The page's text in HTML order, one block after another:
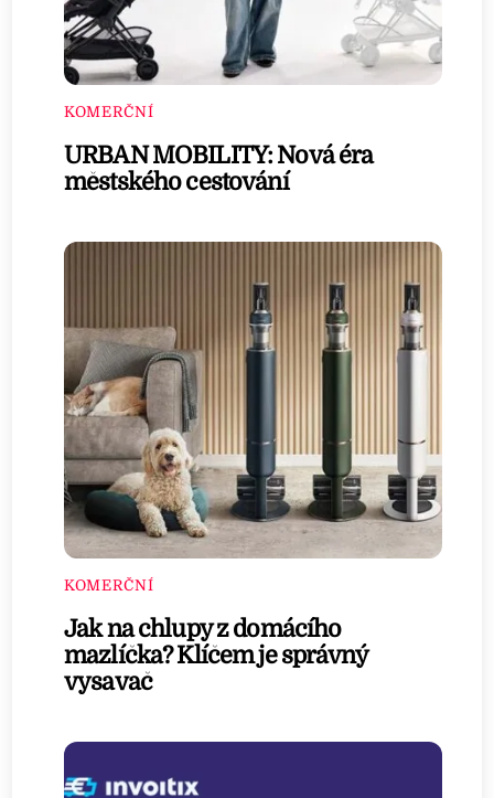
KOMERČNÍ
URBAN MOBILITY: Nová éra
městského cestování
KOMERČNÍ
Jak na chlupy z domácího
mazlíčka? Klíčem je správný
vysavač